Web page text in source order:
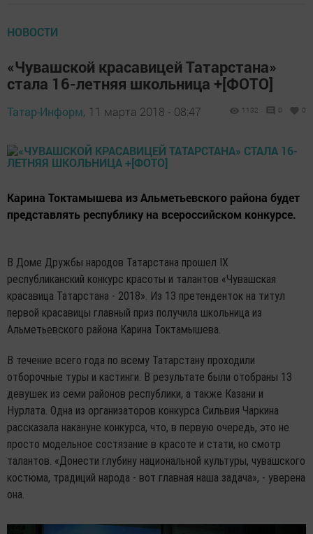
НОВОСТИ
«Чувашской красавицей Татарстана»
стала 16-летняя школьница +[ФОТО]
Татар-Информ, 11 марта 2018 - 08:47 1132 0 0
Карина Токтамышева из Альметьевского района будет
представлять республику на всероссийском конкурсе.
В Доме Дружбы народов Татарстана прошел IX
республиканский конкурс красоты и талантов «Чувашская
красавица Татарстана - 2018». Из 13 претенденток на титул
первой красавицы главный приз получила школьница из
Альметьевского района Карина Токтамышева.
В течение всего года по всему Татарстану проходили
отборочные туры и кастинги. В результате были отобраны 13
девушек из семи районов республики, а также Казани и
Нурлата. Одна из организаторов конкурса Сильвия Чаркина
рассказала накануне конкурса, что, в первую очередь, это не
просто модельное состязание в красоте и стати, но смотр
талантов. «Донести глубину национальной культуры, чувашского
костюма, традиций народа - вот главная наша задача», - уверена
она.